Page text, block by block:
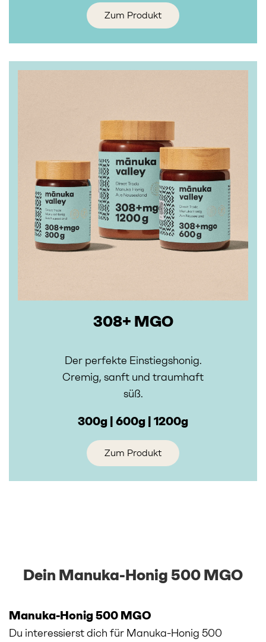
Zum Produkt
308+ MGO
Der perfekte Einstiegshonig.
Cremig, sanft und traumhaft
süß.
300g | 600g | 1200g
Zum Produkt
Dein Manuka-Honig 500 MGO
Manuka-Honig 500 MGO
Du interessierst dich für Manuka-Honig 500